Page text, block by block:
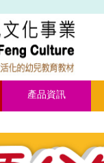
產品資訊